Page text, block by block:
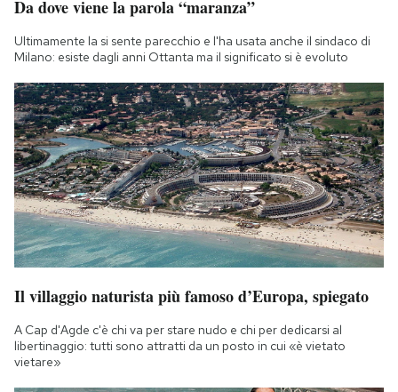
Notifiche mobile
Regala il Post
Hai bisogno di aiuto?
Esci
Da dove viene la parola “maranza”
Ultimamente la si sente parecchio e l'ha usata anche il sindaco di
Milano: esiste dagli anni Ottanta ma il significato si è evoluto
Il villaggio naturista più famoso d’Europa, spiegato
A Cap d'Agde c'è chi va per stare nudo e chi per dedicarsi al
libertinaggio: tutti sono attratti da un posto in cui «è vietato
vietare»